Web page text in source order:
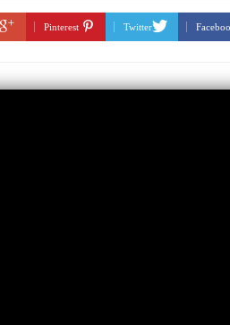
Twitter
Pinterest